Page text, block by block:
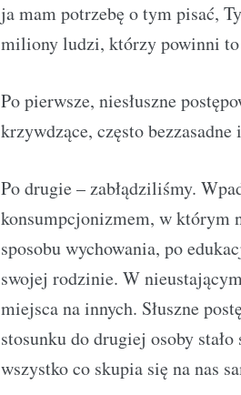
ja mam potrzebę o tym pisać,
miliony ludzi, którzy powinni
Po pierwsze, niesłuszne
krzywdzące, często
Po drugie – zabłądziliśmy.
konsumpcjonizmem, w którym
sposobu wychowania, po
swojej rodzinie. W
miejsca na innych. Słuszne
stosunku do drugiej osoby
wszystko co skupia się na nas